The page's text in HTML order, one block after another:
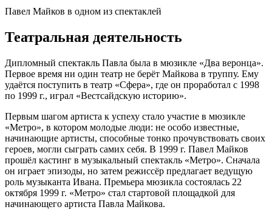
Павел Майков в одном из спектаклей
Театральная деятельность
Дипломный спектакль Павла была в мюзикле «Два веронца».
Первое время ни один театр не берёт Майкова в труппу. Ему
удаётся поступить в театр «Сфера», где он проработал с 1998
по 1999 г., играл «Вестсайдскую историю».
Первым шагом артиста к успеху стало участие в мюзикле
«Метро», в котором молодые люди: не особо известные,
начинающие артисты, способные тонко прочувствовать своих
героев, могли сыграть самих себя. В 1999 г. Павел Майков
прошёл кастинг в музыкальный спектакль «Метро». Сначала
он играет эпизоды, но затем режиссёр предлагает ведущую
роль музыканта Ивана. Премьера мюзикла состоялась 22
октября 1999 г. «Метро» стал стартовой площадкой для
начинающего артиста Павла Майкова.